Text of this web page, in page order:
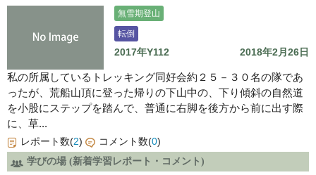
無雪期登山
転倒
2017年Y112 2018年2月26日
私の所属しているトレッキング同好会約２５－３０名の隊であ
ったが、荒船山頂に登った帰りの下山中の、下り傾斜の自然道
を小股にステップを踏んで、普通に右脚を後方から前に出す際
に、草...
レポート数(2) コメント数(0)
学びの場 (新着学習レポート・コメント)